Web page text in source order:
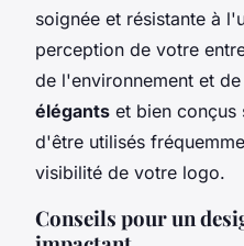
soignée et résistante à
perception de votre
de l'environnement et
élégants et bien conçus
d'être utilisés
visibilité de votre logo.
Conseils pour un